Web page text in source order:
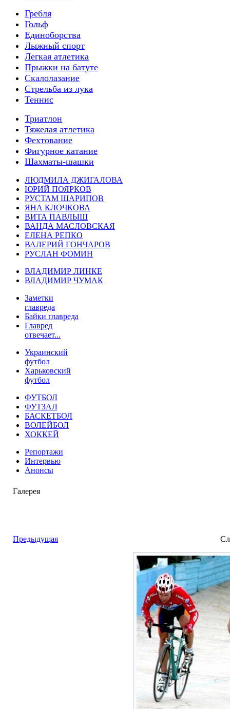
Гребля
Гольф
Единоборства
Лыжный спорт
Легкая атлетика
Прыжки на батуте
Скалолазание
Стрельба из лука
Теннис
Триатлон
Тяжелая атлетика
Фехтование
Фигурное катание
Шахматы-шашки
ЛЮДМИЛА ДЖИГАЛОВА
ЮРИЙ ПОЯРКОВ
РУСТАМ ШАРИПОВ
ЯНА КЛОЧКОВА
ВИТА ПАВЛЫШ
ВАНДА МАСЛОВСКАЯ
ЕЛЕНА РЕПКО
ВАЛЕРИЙ ГОНЧАРОВ
РУСЛАН ФОМИН
ВЛАДИМИР ЛИНКЕ
ВЛАДИМИР ЧУМАК
Заметки
главреда
Байки главреда
Главред
отвечает...
Украинский
футбол
Харьковский
футбол
ФУТБОЛ
ФУТЗАЛ
БАСКЕТБОЛ
ВОЛЕЙБОЛ
ХОККЕЙ
Репортажи
Интервью
Анонсы
Галерея
Предыдущая